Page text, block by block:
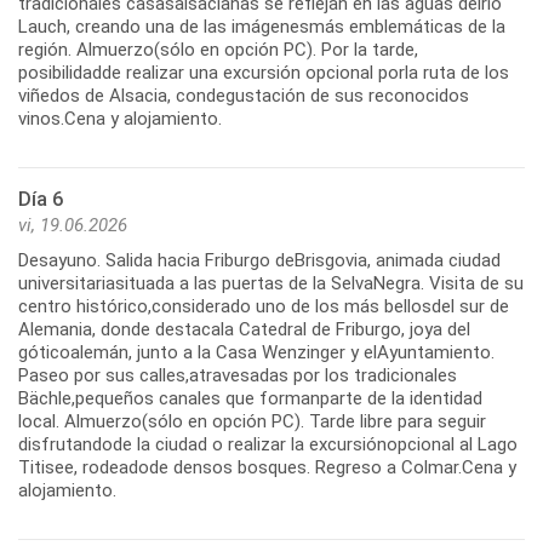
Lauch, creando una de las imágenesmás emblemáticas de la
región. Almuerzo(sólo en opción PC). Por la tarde,
posibilidadde realizar una excursión opcional porla ruta de los
viñedos de Alsacia, condegustación de sus reconocidos
vinos.Cena y alojamiento.
Día 6
vi, 19.06.2026
Desayuno. Salida hacia Friburgo deBrisgovia, animada ciudad
universitariasituada a las puertas de la SelvaNegra. Visita de su
centro histórico,considerado uno de los más bellosdel sur de
Alemania, donde destacala Catedral de Friburgo, joya del
góticoalemán, junto a la Casa Wenzinger y elAyuntamiento.
Paseo por sus calles,atravesadas por los tradicionales
Bächle,pequeños canales que formanparte de la identidad
local. Almuerzo(sólo en opción PC). Tarde libre para seguir
disfrutandode la ciudad o realizar la excursiónopcional al Lago
Titisee, rodeadode densos bosques. Regreso a Colmar.Cena y
alojamiento.